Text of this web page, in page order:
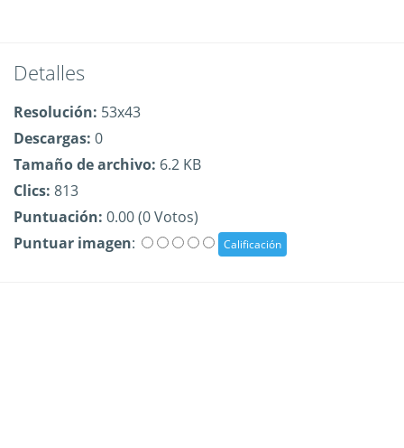
Detalles
Resolución: 53x43
Descargas: 0
Tamaño de archivo: 6.2 KB
Clics: 813
Puntuación: 0.00 (0 Votos)
Puntuar imagen: